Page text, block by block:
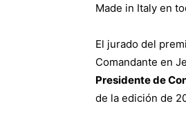
Made in Italy en
El jurado del
Comandante en
Presidente de
de la edición de